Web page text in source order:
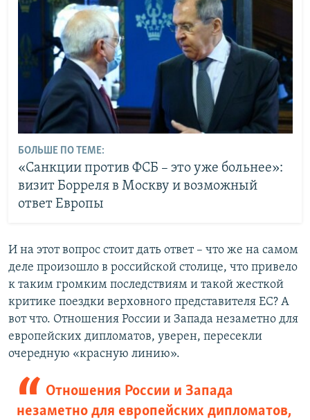
БОЛЬШЕ ПО ТЕМЕ:
«Санкции против ФСБ – это уже больнее»:
визит Борреля в Москву и возможный
ответ Европы
И на этот вопрос стоит дать ответ – что же на самом
деле произошло в российской столице, что привело
к таким громким последствиям и такой жесткой
критике поездки верховного представителя ЕС? А
вот что. Отношения России и Запада незаметно для
европейских дипломатов, уверен, пересекли
очередную «красную линию».
Отношения России и Запада
незаметно для европейских дипломатов,